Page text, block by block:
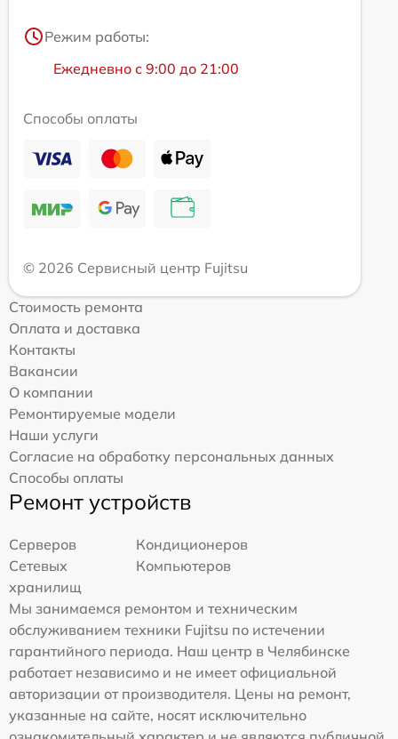
Режим работы:
Ежедневно с 9:00 до 21:00
Способы оплаты
© 2026 Сервисный центр Fujitsu
Стоимость ремонта
Оплата и доставка
Контакты
Вакансии
О компании
Ремонтируемые модели
Наши услуги
Согласие на обработку персональных данных
Способы оплаты
Ремонт устройств
Серверов
Кондиционеров
Сетевых
хранилищ
Компьютеров
Мы занимаемся ремонтом и техническим
обслуживанием техники Fujitsu по истечении
гарантийного периода. Наш центр в Челябинске
работает независимо и не имеет официальной
авторизации от производителя. Цены на ремонт,
указанные на сайте, носят исключительно